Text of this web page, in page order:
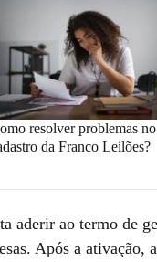
resolver problemas no
da Franco Leilões?
aderir ao termo de
Após a ativação,